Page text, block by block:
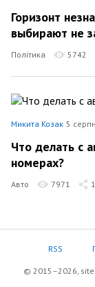
Горизонт
выбирают не
Політика 5742
Микита Козак 5
Что делать с
номерах?
Авто 7971 1
RSS
© 2015–2026,